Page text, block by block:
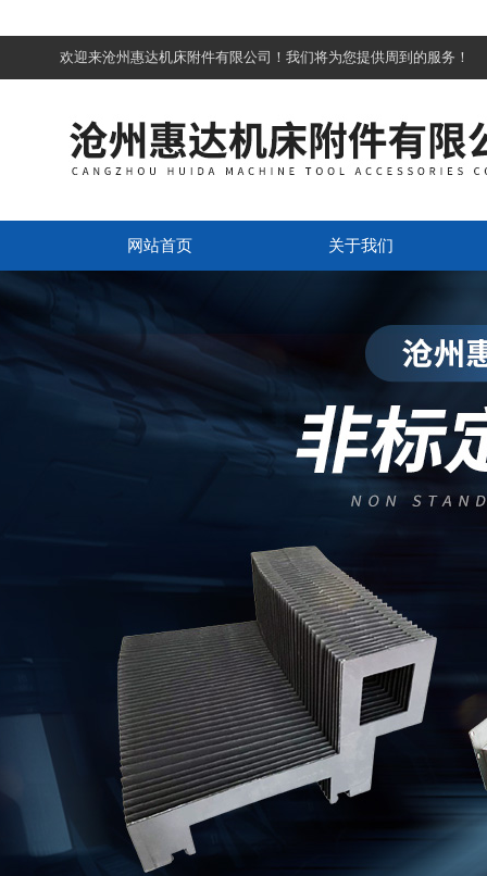
欢迎来沧州惠达机床附件有限公司！我们将为您提供周到的服务！
网站首页 关于我们